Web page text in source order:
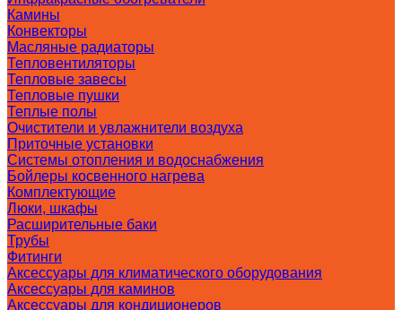
Камины
Конвекторы
Масляные радиаторы
Тепловентиляторы
Тепловые завесы
Тепловые пушки
Теплые полы
Очистители и увлажнители воздуха
Приточные установки
Системы отопления и водоснабжения
Бойлеры косвенного нагрева
Комплектующие
Люки, шкафы
Расширительные баки
Трубы
Фитинги
Аксессуары для климатического оборудования
Аксессуары для каминов
Аксессуары для кондиционеров